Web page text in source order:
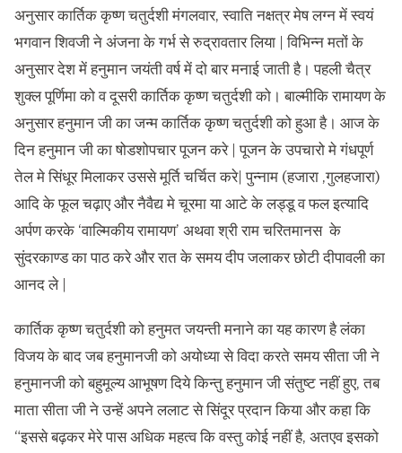
अनुसार कार्तिक कृष्ण चतुर्दशी मंगलवार, स्वाति नक्षत्र मेष लग्न में स्वयं
भगवान शिवजी ने अंजना के गर्भ से रुद्रावतार लिया | विभिन्न मतों के
अनुसार देश में हनुमान जयंती वर्ष में दो बार मनाई जाती है। पहली चैत्र
शुक्ल पूर्णिमा को व दूसरी कार्तिक कृष्ण चतुर्दशी को। बाल्मीकि रामायण के
अनुसार हनुमान जी का जन्म कार्तिक कृष्ण चतुर्दशी को हुआ है। आज के
दिन हनुमान जी का षोडशोपचार पूजन करे | पूजन के उपचारो मे गंधपूर्ण
तेल मे सिंधूर मिलाकर उससे मूर्ति चर्चित करे| पुन्नाम (हजारा ,गुलहजारा)
आदि के फूल चढ़ाए और नैवैद्य मे चूरमा या आटे के लड्डू व फल इत्यादि
अर्पण करके ‘वाल्मिकीय रामायण’ अथवा श्री राम चरितमानस के
सुंदरकाण्ड का पाठ करे और रात के समय दीप जलाकर छोटी दीपावली का
आनद ले |
कार्तिक कृष्ण चतुर्दशी को हनुमत जयन्ती मनाने का यह कारण है लंका
विजय के बाद जब हनुमानजी को अयोध्या से विदा करते समय सीता जी ने
हनुमानजी को बहुमूल्य आभूषण दिये किन्तु हनुमान जी संतुष्ट नहीं हुए, तब
माता सीता जी ने उन्हें अपने ललाट से सिंदूर प्रदान किया और कहा कि
“इससे बढ़कर मेरे पास अधिक महत्व कि वस्तु कोई नहीं है, अतएव इसको